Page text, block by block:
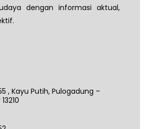
dengan informasi aktual,
, Kayu Putih, Pulogadung –